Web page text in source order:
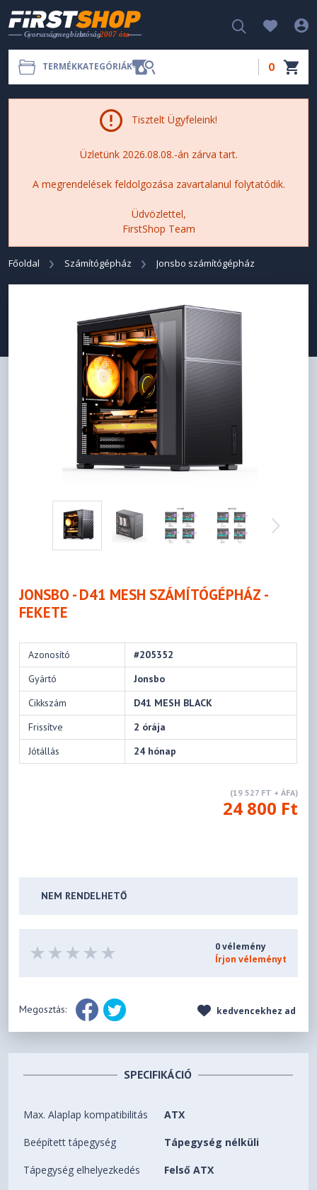
TERMÉKKATEGÓRIÁK 0
Tisztelt Ügyfeleink!
Üzletünk 2026.08.08.-án zárva tart.
A megrendelések feldolgozása zavartalanul folytatódik.
Üdvözlettel,
FirstShop Team
Főoldal Számítógépház Jonsbo számítógépház
JONSBO - D41 MESH SZÁMÍTÓGÉPHÁZ -
FEKETE
Azonosító
#205352
Gyártó
Jonsbo
Cikkszám
D41 MESH BLACK
Frissítve
2 órája
Jótállás
24 hónap
(19 527 FT + ÁFA)
24 800 Ft
NEM RENDELHETŐ
0 vélemény
Írjon véleményt
Megosztás: kedvencekhez ad
SPECIFIKÁCIÓ
Max. Alaplap kompatibilitás ATX
Beépített tápegység Tápegység nélküli
Tápegység elhelyezkedés Felső ATX